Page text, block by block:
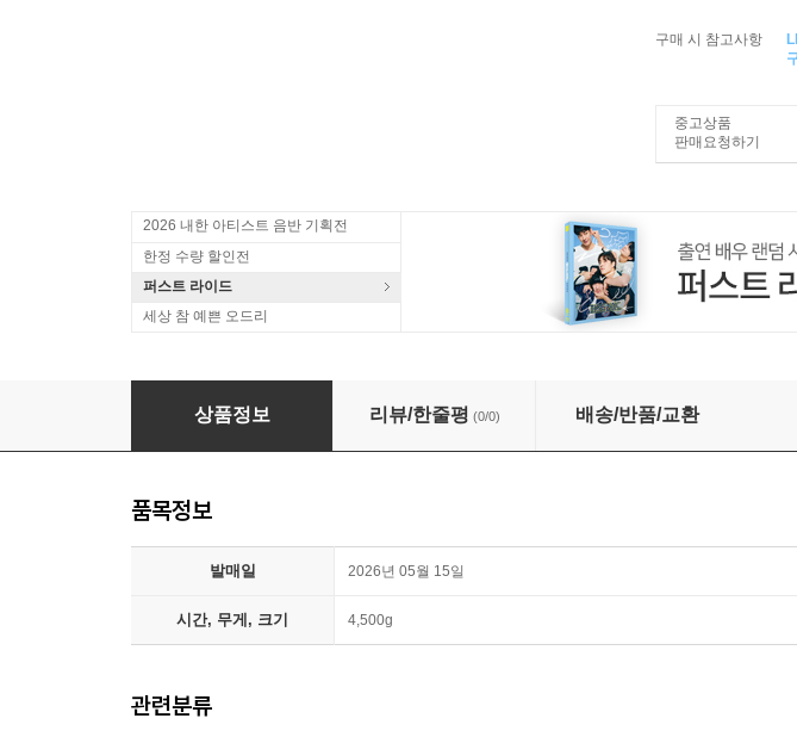
구매 시 참고사항
중고상품
판매요청하기
2026 내한 아티스트 음반 기획전
한정 수량 할인전
퍼스트 라이드
세상 참 예쁜 오드리
Billie Eilish (빌리 아일리시) - Hit Me Hard And Soft: THE TOUR (Live) [컬러
상품정보 리뷰/한줄평 (0/0) 배송/반품/교환
품목정보
발매일 2026년 05월 15일
시간, 무게, 크기 4,500g
관련분류